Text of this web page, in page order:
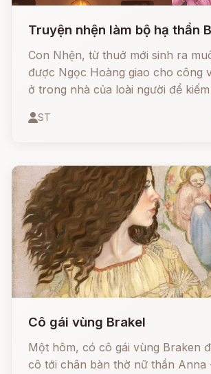
Truyện nhện làm bộ hạ thần
Con Nhện, từ thuở mới sinh ra
được Ngọc Hoàng giao cho công
ở trong nhà của loài người để
bao nhiêu tơ lòng mới làm xong
ST
Cô gái vùng Brakel
Một hôm, có cô gái vùng Braken
cô tới chân bàn thờ nữ thần Anna